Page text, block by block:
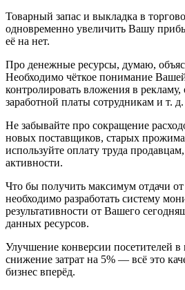
Товарный запас и выкладка в
одновременно увеличить Вашу
её на нет.
Про денежные ресурсы, думаю,
Необходимо чёткое понимание
контролировать вложения в
заработной платы сотрудникам и т. д.
Не забывайте про сокращение
новых поставщиков, старых
используйте оплату труда
активности.
Что бы получить максимум отдачи
необходимо разработать систему
результативности от Вашего
данных ресурсов.
Улучшение конверсии посетителей
снижение затрат на 5% — всё это
бизнес вперёд.